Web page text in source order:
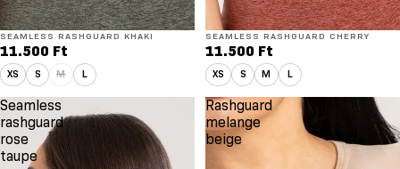
SEAMLESS RASHGUARD KHAKI
11.500 Ft
XS S M L
SEAMLESS RASHGUARD CHERRY
11.500 Ft
XS S M L
Seamless
rashguard
rose
taupe
Rashguard
melange
beige